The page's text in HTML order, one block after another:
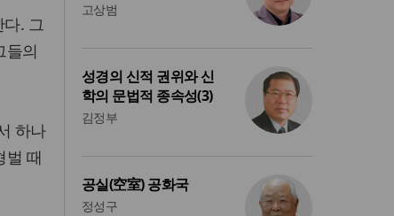
다. 그
들의
하나
벌 때
고상범
성경의 신적 권위와 신
학의 문법적 종속성(3)
김정부
공실(空室) 공화국
정성구